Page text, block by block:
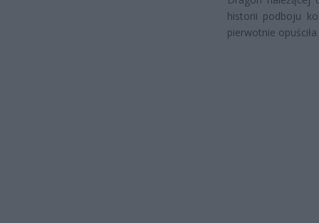
historii podboju
pierwotnie